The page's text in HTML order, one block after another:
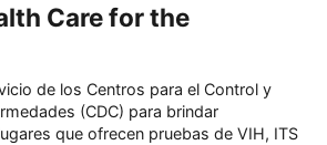
Care for the
de los Centros para el Control y
(CDC) para brindar
que ofrecen pruebas de VIH, ITS